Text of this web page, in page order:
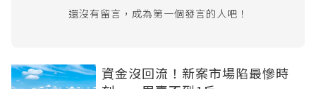
還沒有留言，成為第一個發言的人吧！
資金沒回流！新案市場陷最慘時